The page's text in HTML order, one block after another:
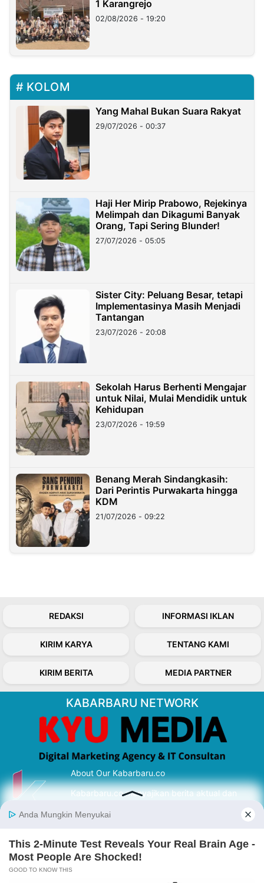
1 Karangrejo
02/08/2026 - 19:20
KOLOM
Yang Mahal Bukan Suara Rakyat
29/07/2026 - 00:37
Haji Her Mirip Prabowo, Rejekinya
Melimpah dan Dikagumi Banyak
Orang, Tapi Sering Blunder!
27/07/2026 - 05:05
Sister City: Peluang Besar, tetapi
Implementasinya Masih Menjadi
Tantangan
23/07/2026 - 20:08
Sekolah Harus Berhenti Mengajar
untuk Nilai, Mulai Mendidik untuk
Kehidupan
23/07/2026 - 19:59
Benang Merah Sindangkasih:
Dari Perintis Purwakarta hingga
KDM
21/07/2026 - 09:22
REDAKSI INFORMASI IKLAN
KIRIM KARYA TENTANG KAMI
KIRIM BERITA MEDIA PARTNER
KABARBARU NETWORK
About Our Kabarbaru.co
Kabarbaru.co menyajikan berita aktual dan
serta terverifikasi dari sumber yang tepat.
Follow Kabarbaru